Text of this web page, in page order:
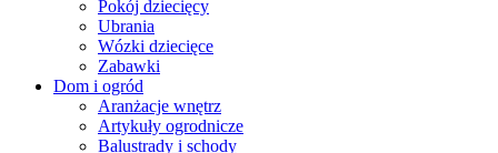
Pokój dziecięcy
Ubrania
Wózki dziecięce
Zabawki
Dom i ogród
Aranżacje wnętrz
Artykuły ogrodnicze
Balustrady i schody